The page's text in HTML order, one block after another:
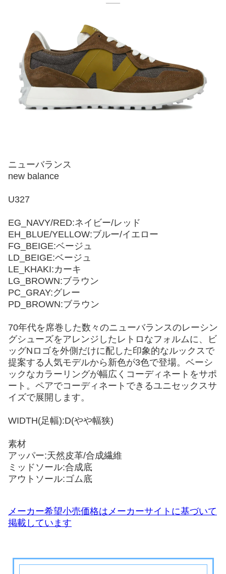
ニューバランス
new balance
U327
EG_NAVY/RED:ネイビー/レッド
EH_BLUE/YELLOW:ブルー/イエロー
FG_BEIGE:ベージュ
LD_BEIGE:ベージュ
LE_KHAKI:カーキ
LG_BROWN:ブラウン
PC_GRAY:グレー
PD_BROWN:ブラウン
70年代を席巻した数々のニューバランスのレーシン
グシューズをアレンジしたレトロなフォルムに、ビ
ッグNロゴを外側だけに配した印象的なルックスで
提案する人気モデルから新色が3色で登場。ベーシ
ックなカラーリングが幅広くコーディネートをサポ
ート。ペアでコーディネートできるユニセックスサ
イズで展開します。
WIDTH(足幅):D(やや幅狭)
素材
アッパー:天然皮革/合成繊維
ミッドソール:合成底
アウトソール:ゴム底
メーカー希望小売価格はメーカーサイトに基づいて
掲載しています